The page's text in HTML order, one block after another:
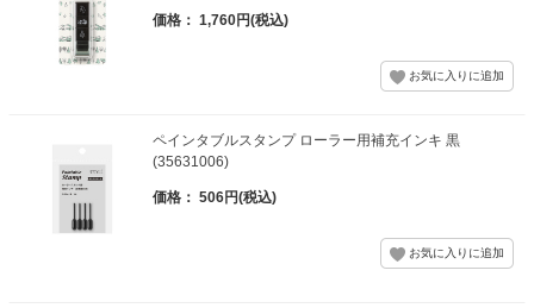
価格： 1,760円(税込)
ペインタブルスタンプ ローラー用補充インキ 黒
(35631006)
価格： 506円(税込)